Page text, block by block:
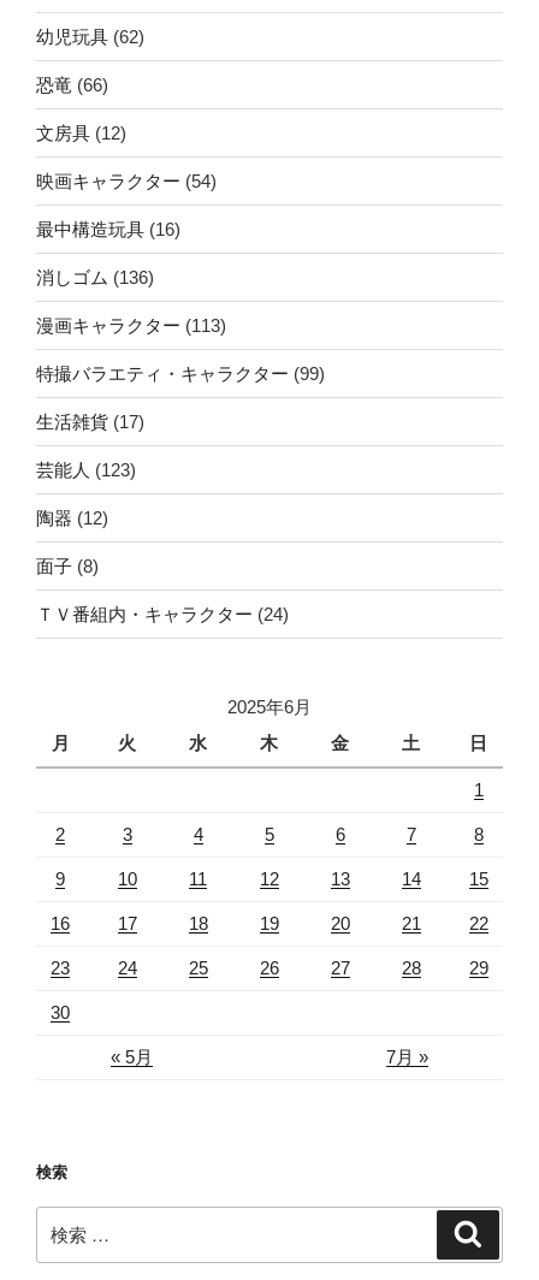
幼児玩具 (62)
恐竜 (66)
文房具 (12)
映画キャラクター (54)
最中構造玩具 (16)
消しゴム (136)
漫画キャラクター (113)
特撮バラエティ・キャラクター (99)
生活雑貨 (17)
芸能人 (123)
陶器 (12)
面子 (8)
ＴＶ番組内・キャラクター (24)
2025年6月
月
火 水 木 金 土 日
« 5月 7月 »
1
2 3 4 5 6 7 8
9 10 11 12 13 14 15
16 17 18 19 20 21 22
23 24 25 26 27 28 29
30
検索
検
索: